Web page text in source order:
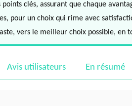
clés, assurant que chaque
pour un choix qui rime avec
vers le meilleur choix possible, en
Avis utilisateurs En résumé